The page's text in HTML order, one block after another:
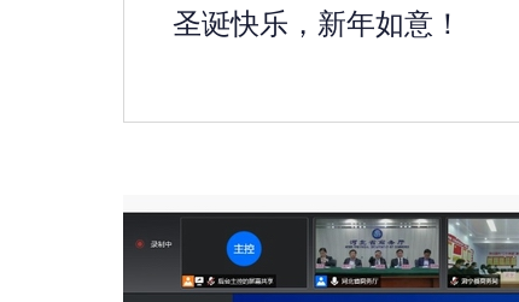
圣诞快乐，新年如意！